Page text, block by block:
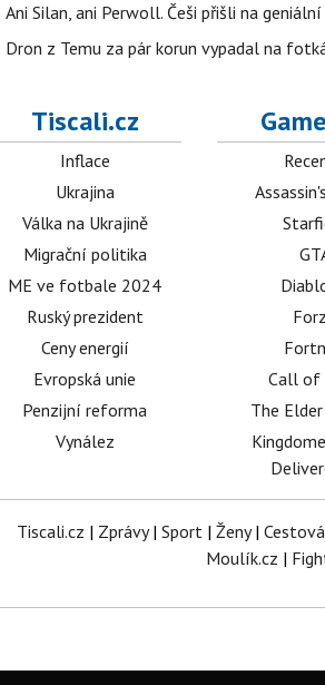
Ani Silan, ani Perwoll. Češi přišli na
Dron z Temu za pár korun vypadal na
Tiscali.cz
Inflace
Ukrajina
Válka na Ukrajině
Migrační politika
ME ve fotbale 2024
Ruský prezident
Ceny energií
Evropská unie
Penzijní reforma
Vynález
Call of
The
Tiscali.cz | Zprávy| Sport| Ženy|
Moulík.cz |